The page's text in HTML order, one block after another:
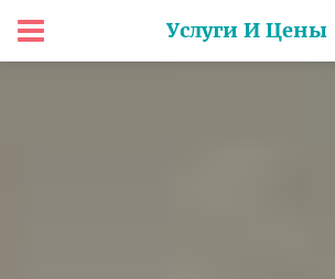
Услуги И Цены